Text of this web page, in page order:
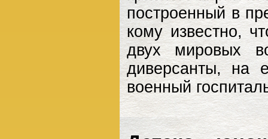
построенный в
кому известно,
двух мировых
диверсанты, на
военный